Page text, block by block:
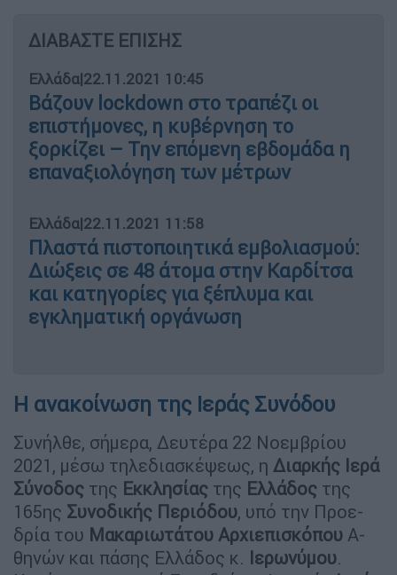
ΔΙΑΒΑΣΤΕ ΕΠΙΣΗΣ
Ελλάδα|22.11.2021 10:45
Βάζουν lockdown στο τραπέζι οι
επιστήμονες, η κυβέρνηση το
ξορκίζει – Την επόμενη εβδομάδα η
επαναξιολόγηση των μέτρων
Ελλάδα|22.11.2021 11:58
Πλαστά πιστοποιητικά εμβολιασμού:
Διώξεις σε 48 άτομα στην Καρδίτσα
και κατηγορίες για ξέπλυμα και
εγκληματική οργάνωση
Η ανακοίνωση της Ιεράς Συνόδου
Συ­νήλθε, σή­μερα, Δευ­τέρα 22 Νοεμβρίου
2021, μέσω τηλεδιασκέψεως, η Δι­αρ­κής Ιερά
Σύ­νο­δος της Εκ­κλη­σίας της Ελ­λά­δος της
165ης Συ­νο­δι­κής Πε­ρι­ό­δου, υπό την Προ­ε­
δρία του Μα­κα­ρι­ω­τά­του Αρ­χι­ε­πι­σκό­που Α­
θη­νών και πά­σης Ελ­λά­δος κ. Ι­ε­ρω­νύ­μου.